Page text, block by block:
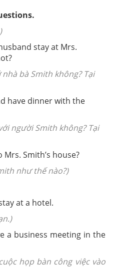
stay at Mrs.
bà Smith không? Tại
have dinner with the
người Smith không? Tại
Smith’s house?
như thế nào?)
at a hotel.
a business meeting in the
họp bàn công việc vào